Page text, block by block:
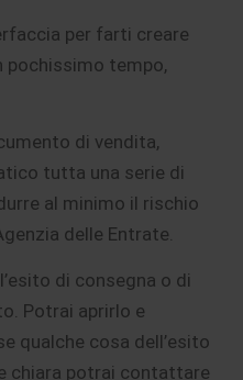
per farti creare
tempo,
di vendita,
tutta una serie di
al minimo il rischio
delle Entrate.
di consegna o di
Potrai aprirlo e
qualche cosa dell’esito
chiara potrai contattare